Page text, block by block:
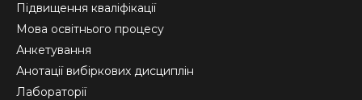
Підвищення кваліфікації
Мова освітнього процесу
Анкетування
Анотації вибіркових дисциплін
Лабораторії